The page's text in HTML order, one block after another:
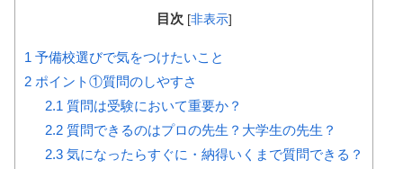
目次 [非表示]
1 予備校選びで気をつけたいこと
2 ポイント①質問のしやすさ
2.1 質問は受験において重要か？
2.2質問できるのはプロの先生？大学生の先生？
2.3気になったらすぐに・納得いくまで質問できる？